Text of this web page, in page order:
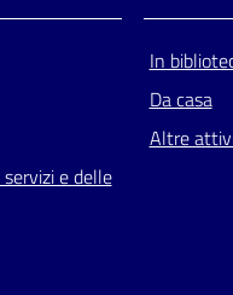
e delle
In
Da casa
Altre